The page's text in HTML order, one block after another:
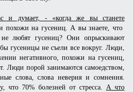
и думает, - «когда же вы станете
похожи на гусениц. А вы знаете, что
любят гусениц? Они опрыскивают
гусеницы не съели все вокруг. Люди,
негативного, похожи на гусениц,
Люди порой занимаются самоедством,
слова, слова неверия и сомнения.
70% болезней от стресса. А что